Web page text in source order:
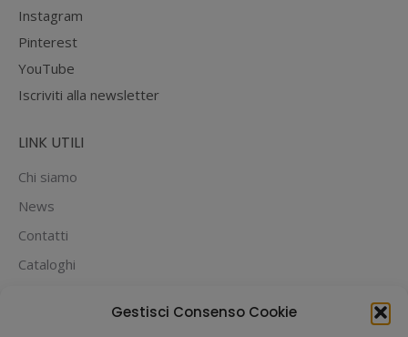
Gestisci Consenso Cookie
Instagram
Pinterest
YouTube
Iscriviti alla newsletter
LINK UTILI
Chi siamo
News
Contatti
Cataloghi
PUOI PAGARE CON: